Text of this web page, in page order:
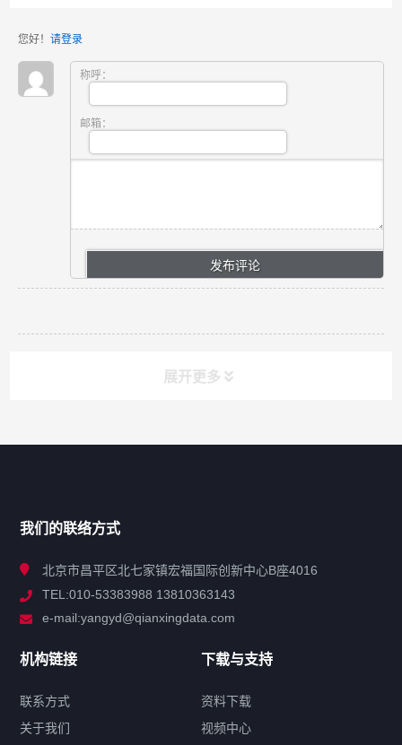
您好！ 请登录
称呼：
邮箱：
展开更多
解决方案
联系方式
我们的联络方式
北京市昌平区北七家镇宏福国际创新中心B座4016
TEL:010-53383988 13810363143
e-mail:yangyd@qianxingdata.com
机构链接
联系方式
关于我们
下载与支持
资料下载
视频中心